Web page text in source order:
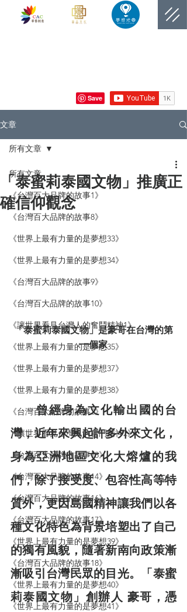
文章
所有文章
《台灣百大品牌的故事1》
《台灣百大品牌的故事8》
《世界上最有力量的是夢想33》
《世界上最有力量的是夢想34》
《台灣百大品牌的故事9》
《台灣百大品牌的故事10》
《讓世界看見台灣人的奮鬥精神1》
《世界上最有力量的是夢想35》
《世界上最有力量的是夢想37》
《世界上最有力量的是夢想38》
《台灣百大品牌的故事2》
《讓世界看見台灣人的奮鬥精神2》
《台灣百大品牌的故事13》
《台灣百大品牌的故事14》
《台灣百大品牌的故事16》
《台灣百大品牌的故事17》
《世界上最有力量的是夢想39》
《台灣百大品牌的故事18》
《世界上最有力量的是夢想40》
《世界上最有力量的是夢想41》
所有文章
「泰蜜莉泰國文物」推廣正
確信仰觀念
「泰蜜莉泰國文物」是豪哥在台灣的第
一個家
曾經身為文化輸出國的台
灣，近年來興起許多外來文化，
身為亞洲地區文化大熔爐的我
們，除了接受度、包容性高等特
質外，更因島國精神讓我們以各
種文化特色為背景培塑出了自己
的獨有風貌，隨著新南向政策漸
漸吸引台灣民眾的目光。「泰蜜
莉泰國文物」創辦人 豪哥，憑